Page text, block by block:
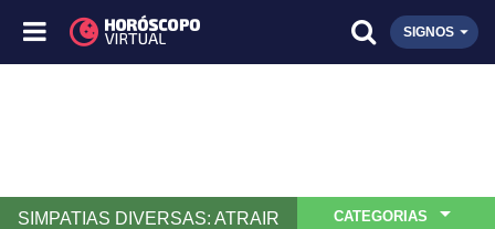
SIGNOS
SIMPATIAS DIVERSAS: ATRAIR
CATEGORIAS